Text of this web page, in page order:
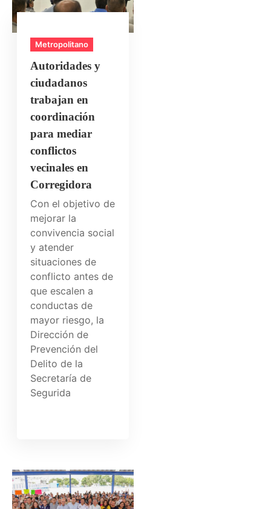
Metropolitano
Autoridades y
ciudadanos
trabajan en
coordinación
para mediar
conflictos
vecinales en
Corregidora
Con el objetivo de
mejorar la
convivencia social
y atender
situaciones de
conflicto antes de
que escalen a
conductas de
mayor riesgo, la
Dirección de
Prevención del
Delito de la
Secretaría de
Segurida